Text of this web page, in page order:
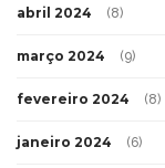
abril 2024 (8)
março 2024 (9)
fevereiro 2024 (8)
janeiro 2024 (6)